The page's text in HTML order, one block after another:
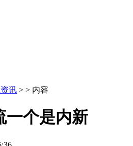
讯 > > 内容
一个是内新